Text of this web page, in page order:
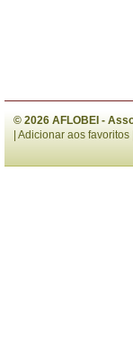
© 2026 AFLOBEI -
Adicionar aos favoritos